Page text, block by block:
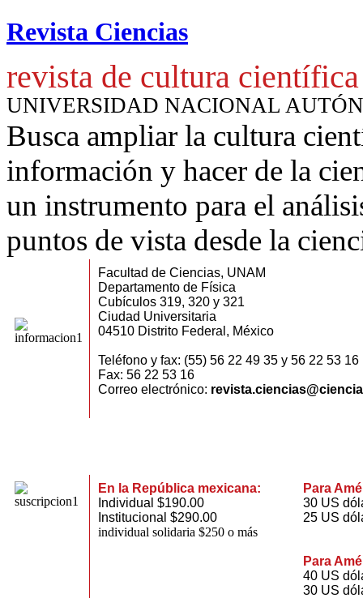
Revista Ciencias
revista de cultura científica
UNIVERSIDAD NACIONAL
Busca ampliar la cultura
información y hacer de la
un instrumento para el
puntos de vista desde la
Facultad de Ciencias, UNAM
Departamento de Física
Cubículos 319, 320 y 321
Ciudad Universitaria
04510 Distrito Federal, México
Teléfono y fax: (55) 56 22 49 35 y 56 22 53 16
Fax: 56 22 53 16
Correo electrónico:
En la República mexicana:
Individual $190.00
Institucional $290.00
individual solidaria $250 o más
Para
30 US
25 US
Para
40 US
30 US